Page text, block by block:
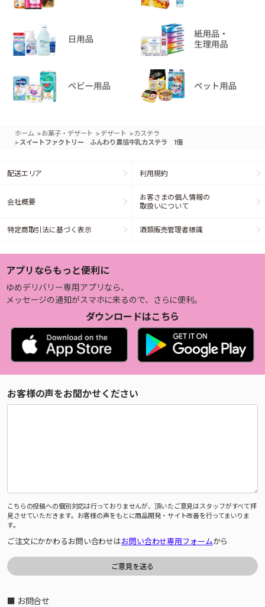
ホーム >お菓子・デザート > デザート >カステラ
> スイートファクトリー ふんわり農協牛乳カステラ 1個
配送エリア 利用規約
会社概要
お客さまの個人情報の
取扱いについて
特定商取引法に基づく表示 酒類販売管理者標識
アプリならもっと便利に
ゆめデリバリー専用アプリなら、
メッセージの通知がスマホに来るので、さらに便利。
ダウンロードはこちら
お客様の声をお聞かせください
こちらの投稿への個別対応は行っておりませんが、頂いたご意見はスタッフがすべて拝
見させていただきます。お客様の声をもとに商品開発・サイト改善を行ってまいりま
す。
ご注文にかかわるお問い合わせはお問い合わせ専用フォームから
■ お問合せ